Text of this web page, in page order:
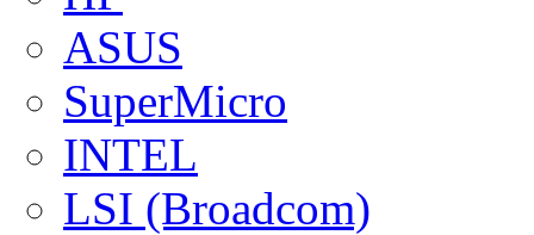
ASUS
SuperMicro
INTEL
LSI (Broadcom)